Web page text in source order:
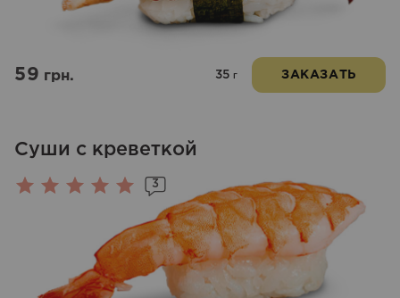
59грн. 35 г ЗАКАЗАТЬ
Суши с креветкой
3